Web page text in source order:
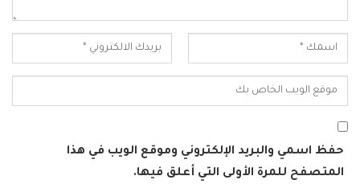
حفظ اسمي والبريد الإلكتروني وموقع الويب في هذا
المتصفح للمرة الأولى التي أعلق فيها.